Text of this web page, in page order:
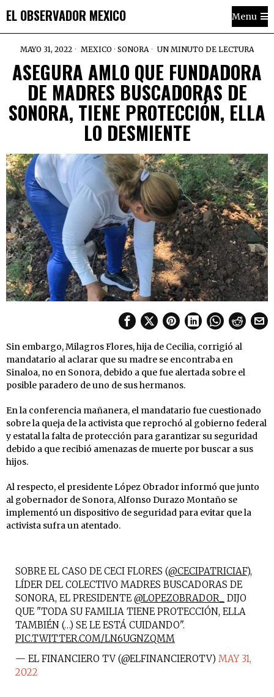
EL OBSERVADOR MEXICO Menu
MAYO 31, 2022 MEXICO · SONORA UN MINUTO DE LECTURA
ASEGURA AMLO QUE FUNDADORA
DE MADRES BUSCADORAS DE
SONORA, TIENE PROTECCIÓN, ELLA
LO DESMIENTE
Sin embargo, Milagros Flores, hija de Cecilia, corrigió al
mandatario al aclarar que su madre se encontraba en
Sinaloa, no en Sonora, debido a que fue alertada sobre el
posible paradero de uno de sus hermanos.
En la conferencia mañanera, el mandatario fue cuestionado
sobre la queja de la activista que reprochó al gobierno federal
y estatal la falta de protección para garantizar su seguridad
debido a que recibió amenazas de muerte por buscar a sus
hijos.
Al respecto, el presidente López Obrador informó que junto
al gobernador de Sonora, Alfonso Durazo Montaño se
implementó un dispositivo de seguridad para evitar que la
activista sufra un atentado.
SOBRE EL CASO DE CECI FLORES (@CECIPATRICIAF),
LÍDER DEL COLECTIVO MADRES BUSCADORAS DE
SONORA, EL PRESIDENTE @LOPEZOBRADOR_
DIJO
QUE "TODA SU FAMILIA TIENE PROTECCIÓN, ELLA
TAMBIÉN (…) SE LE ESTÁ CUIDANDO".
PIC.TWITTER.COM/LN6UGNZQMM
— EL FINANCIERO TV (@ELFINANCIEROTV) MAY 31,
2022